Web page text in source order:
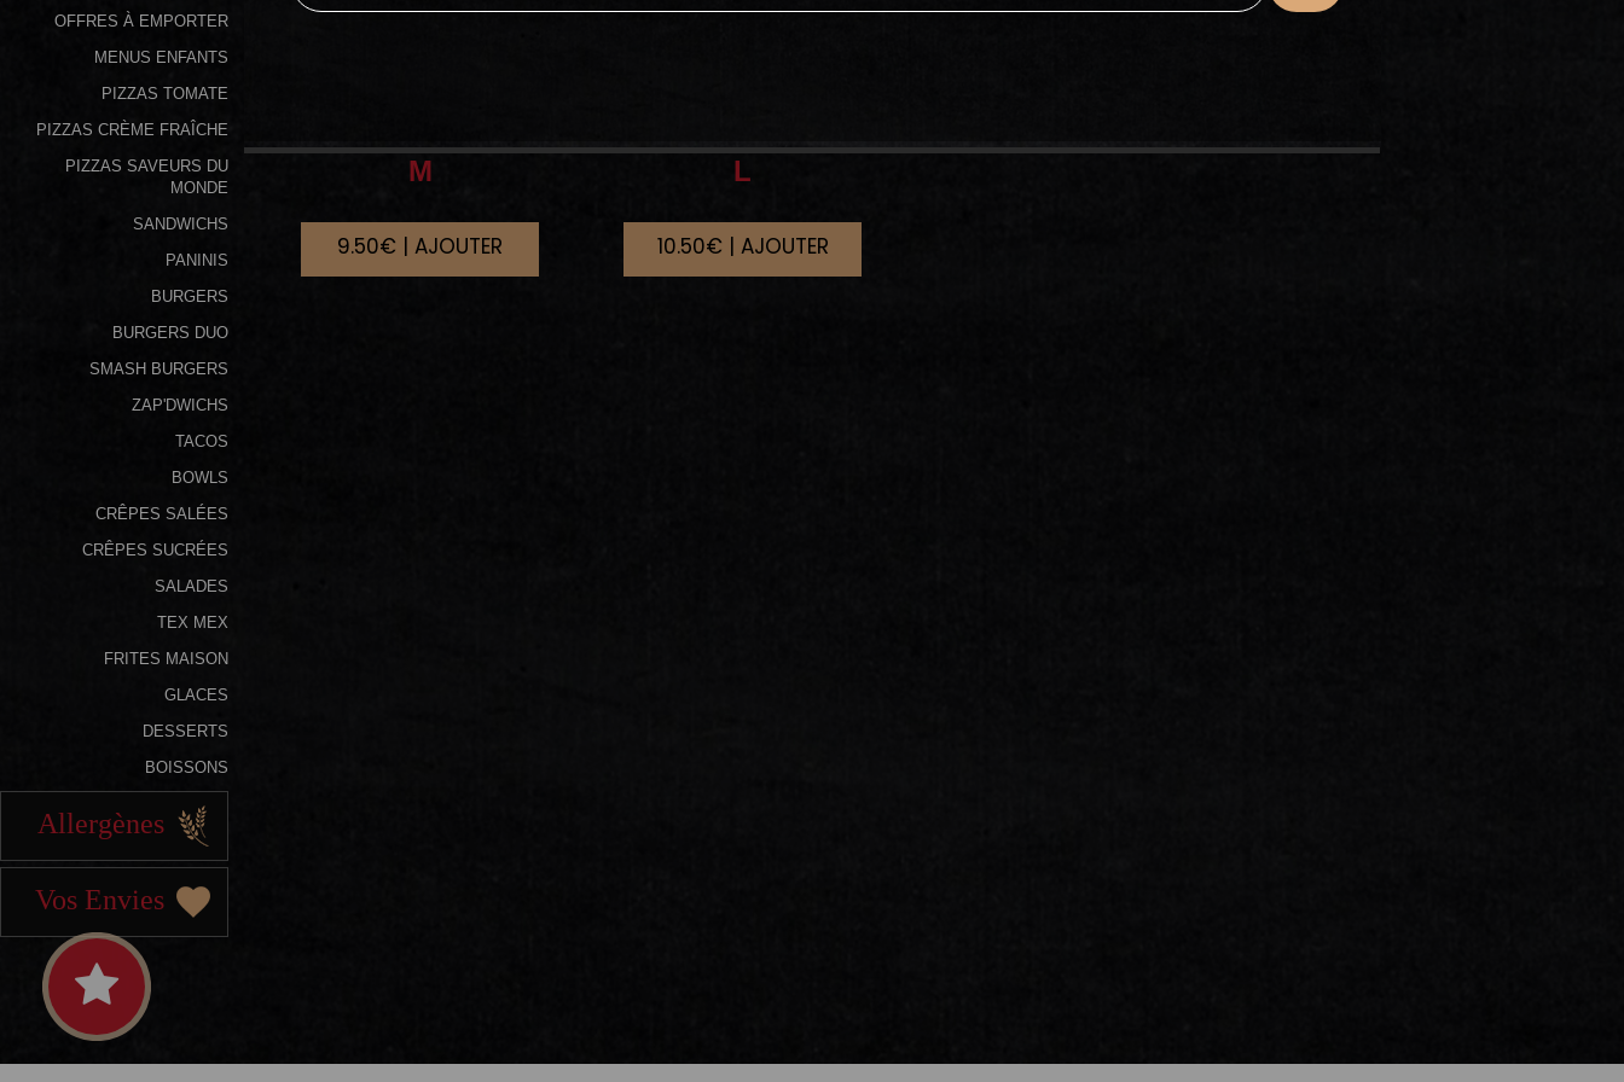
Fidélité
Vos
Avis
Zones
Livraison
OFFRES À EMPORTER
MENUS ENFANTS
PIZZAS TOMATE
PIZZAS CRÈME FRAÎCHE
PIZZAS SAVEURS DU
MONDE
SANDWICHS
PANINIS
BURGERS
BURGERS DUO
SMASH BURGERS
ZAP'DWICHS
TACOS
BOWLS
CRÊPES SALÉES
CRÊPES SUCRÉES
SALADES
TEX MEX
FRITES MAISON
GLACES
DESSERTS
BOISSONS
Allergènes
Vos Envies
M
9.50€ | AJOUTER
L
10.50€ | AJOUTER